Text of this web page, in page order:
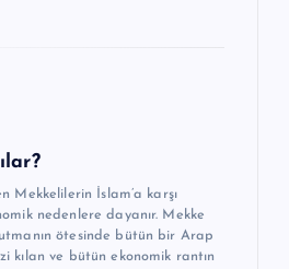
Mekkelilerin İslam’a karşı
nedenlere dayanır. Mekke
ötesinde bütün bir Arap
kılan ve bütün ekonomik rantın